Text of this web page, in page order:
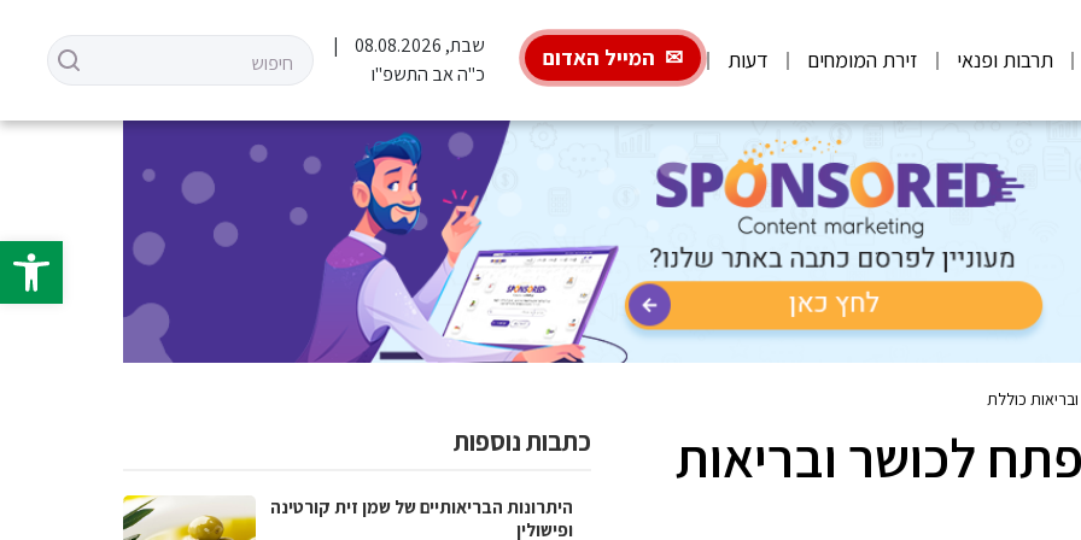
פתח
תרבות ופנאי זירת המומחים דעות המייל האדום
שבת, 08.08.2026
כ"ה אב התשפ"ו
כוללת
לכושר ובריאות כתבות נוספות
היתרונות הבריאותיים של שמן זית קורטינה
ופישולין